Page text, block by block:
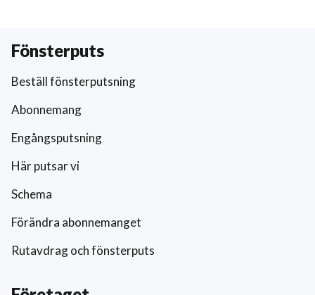
Fönsterputs
Beställ fönsterputsning
Abonnemang
Engångsputsning
Här putsar vi
Schema
Förändra abonnemanget
Rutavdrag och fönsterputs